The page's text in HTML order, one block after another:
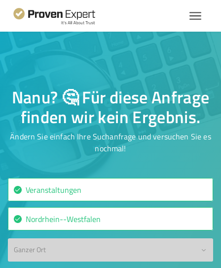
Nanu? 🤔 Für diese Anfrage
finden wir kein Ergebnis.
Ändern Sie einfach Ihre Suchanfrage und versuchen Sie es
nochmal!
Ganzer Ort